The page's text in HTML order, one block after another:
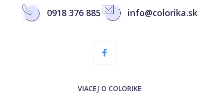
0918 376 885 info@colorika.sk
VIACEJ O COLORIKE